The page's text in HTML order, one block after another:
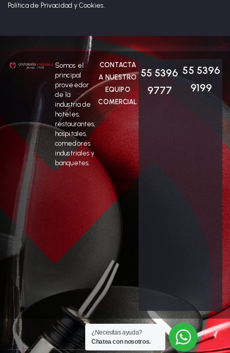
Política de Privacidad y Cookies.
Somos el
principal
proveedor
de la
industria de
hoteles,
restaurantes,
hospitales,
comedores
industriales y
banquetes.
CONTACTA
A NUESTRO
EQUIPO
COMERCIAL
55 5396
9777
55 5396
9199
¿Necesitas ayuda?
Chatea con nosotros.